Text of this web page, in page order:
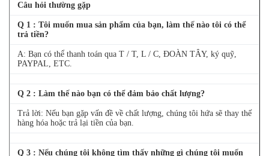
Câu hỏi thường gặp
Q 1 : Tôi muốn mua sản phẩm của bạn, làm thế nào tôi có thể
trả tiền?
A: Bạn có thể thanh toán qua T / T, L / C, ĐOÀN TÂY, ký quỹ,
PAYPAL, ETC.
Q 2 : Làm thế nào bạn có thể đảm bảo chất lượng?
Trả lời: Nếu bạn gặp vấn đề về chất lượng, chúng tôi hứa sẽ thay thế
hàng hóa hoặc trả lại tiền của bạn.
Q 3 : Nếu chúng tôi không tìm thấy những gì chúng tôi muốn